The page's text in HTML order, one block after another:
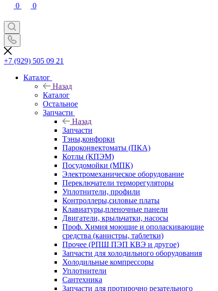
0 0
+7 (929) 505 09 21
Каталог
Назад
Каталог
Остальное
Запчасти
Назад
Запчасти
Тэны,конфорки
Пароконвектоматы (ПКА)
Котлы (КПЭМ)
Посудомойки (МПК)
Электромеханическое оборудование
Переключатели терморегуляторы
Уплотнители, профили
Контроллеры,силовые платы
Клавиатуры,пленочные панели
Двигатели, крыльчатки, насосы
Проф. Химия моющие и ополаскивающие
средства (канистры, таблетки)
Прочее (РПШ ПЭП КВЭ и другое)
Запчасти для холодильного оборудования
Холодильные компрессоры
Уплотнители
Сантехника
Запчасти для протирочно резательного